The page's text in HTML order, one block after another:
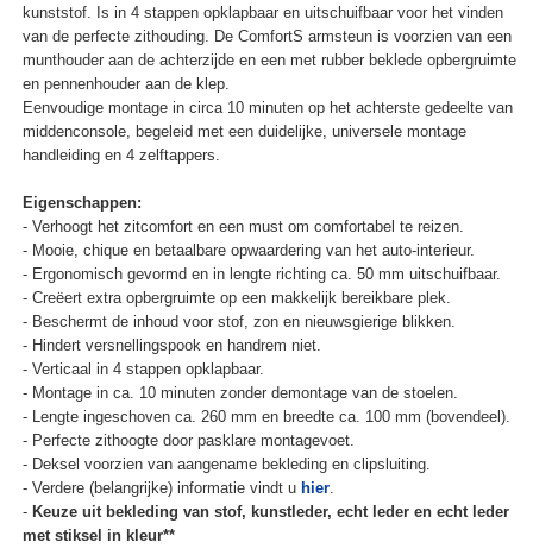
kunststof. Is in 4 stappen opklapbaar en uitschuifbaar voor het vinden
van de perfecte zithouding. De ComfortS armsteun is voorzien van een
munthouder aan de achterzijde en een met rubber beklede opbergruimte
en pennenhouder aan de klep.
Eenvoudige montage in circa 10 minuten op het achterste gedeelte van
middenconsole, begeleid met een duidelijke, universele montage
handleiding en 4 zelftappers.
Eigenschappen:
- Verhoogt het zitcomfort en een must om comfortabel te reizen.
- Mooie, chique en betaalbare opwaardering van het auto-interieur.
- Ergonomisch gevormd en in lengte richting ca. 50 mm uitschuifbaar.
- Creëert extra opbergruimte op een makkelijk bereikbare plek.
- Beschermt de inhoud voor stof, zon en nieuwsgierige blikken.
- Hindert versnellingspook en handrem niet.
- Verticaal in 4 stappen opklapbaar.
- Montage in ca. 10 minuten zonder demontage van de stoelen.
- Lengte ingeschoven ca. 260 mm en breedte ca. 100 mm (bovendeel).
- Perfecte zithoogte door pasklare montagevoet.
- Deksel voorzien van aangename bekleding en clipsluiting.
- Verdere (belangrijke) informatie vindt u hier.
- Keuze uit bekleding van stof, kunstleder, echt leder en echt leder
met stiksel in kleur**